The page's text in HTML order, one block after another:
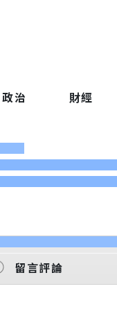
政治 財經
留言評論